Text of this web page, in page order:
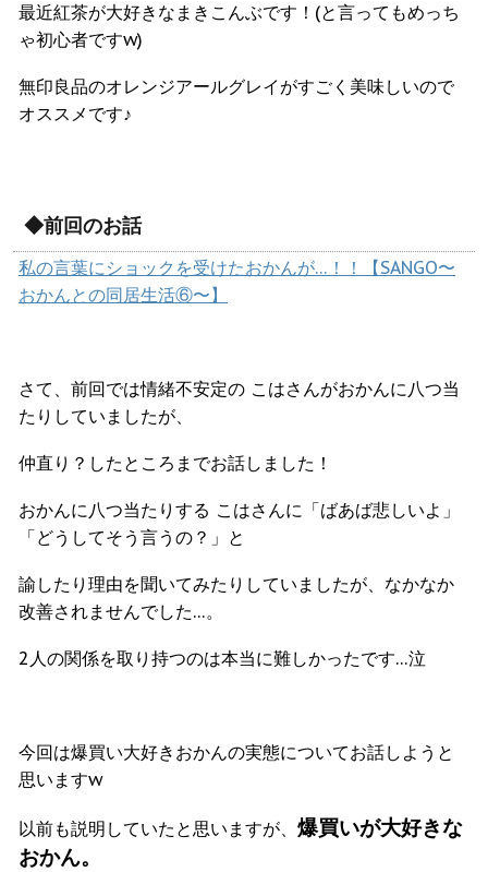
最近紅茶が大好きなまきこんぶです！(と言ってもめっち
ゃ初心者ですw)
無印良品のオレンジアールグレイがすごく美味しいので
オススメです♪
◆前回のお話
私の言葉にショックを受けたおかんが…！！【SANGO〜
おかんとの同居生活⑥〜】
さて、前回では情緒不安定の こはさんがおかんに八つ当
たりしていましたが、
仲直り？したところまでお話しました！
おかんに八つ当たりする こはさんに「ばあば悲しいよ」
「どうしてそう言うの？」と
諭したり理由を聞いてみたりしていましたが、なかなか
改善されませんでした…。
2人の関係を取り持つのは本当に難しかったです…泣
今回は爆買い大好きおかんの実態についてお話しようと
思いますw
以前も説明していたと思いますが、 爆買いが大好きな
おかん。